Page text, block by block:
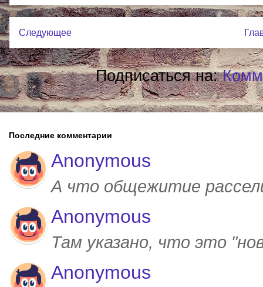
Следующее
Подписаться на:
Последние комментарии
Anonymous
А что общежитие
Anonymous
Там указано, что это
Anonymous